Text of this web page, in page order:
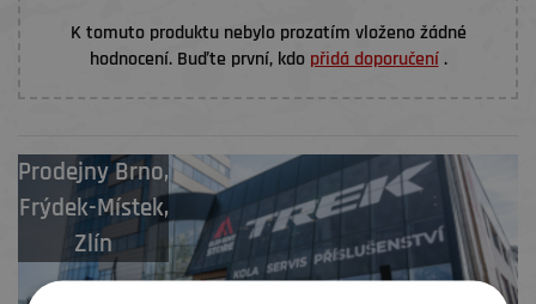
K tomuto produktu nebylo prozatím vloženo žádné
hodnocení. Buďte první, kdo přidá doporučení.
ProdejnyBrno,
Frýdek-Místek,
Zlín